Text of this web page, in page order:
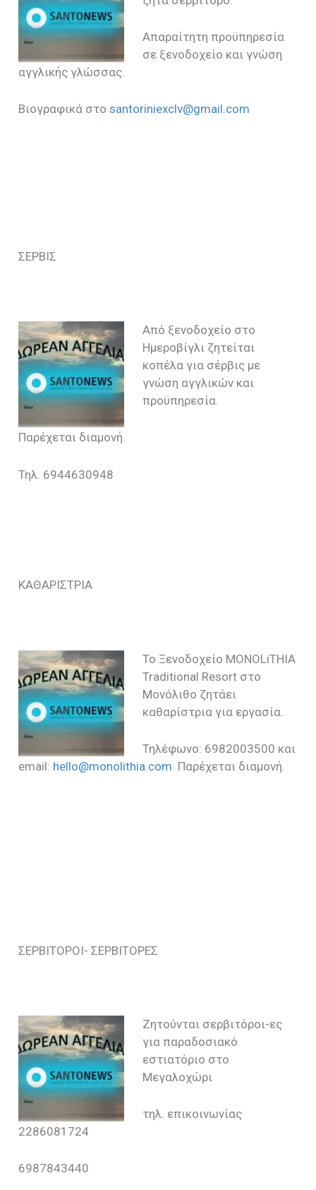
Απαραίτητη προϋπηρεσία
σε ξενοδοχείο και γνώση
αγγλικής γλώσσας.
Βιογραφικά στοsantoriniexclv@gmail.com
ΣΕΡΒΙΣ
Από ξενοδοχείο στο
Ημεροβίγλι ζητείται
κοπέλα για σέρβις με
γνώση αγγλικών και
προϋπηρεσία.
Παρέχεται διαμονή.
Τηλ. 6944630948
ΚΑΘΑΡΙΣΤΡΙΑ
Το Ξενοδοχείο MONOLiTHIA
Traditional Resort στο
Μονόλιθο ζητάει
καθαρίστρια για εργασία.
Τηλέφωνο: 6982003500 και
email: hello@monolithia.com Παρέχεται διαμονή.
ΣΕΡΒΙΤΟΡΟΙ- ΣΕΡΒΙΤΟΡΕΣ
Ζητούνται σερβιτόροι-ες
για παραδοσιακό
εστιατόριο στο
Μεγαλοχώρι
τηλ. επικοινωνίας
2286081724
6987843440